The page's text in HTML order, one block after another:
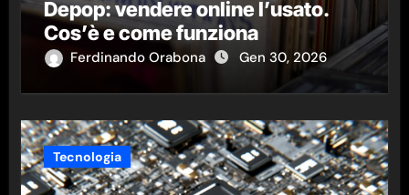
Depop: vendere online l’usato.
Cos’è e come funziona
Ferdinando Orabona Gen 30, 2026
Tecnologia